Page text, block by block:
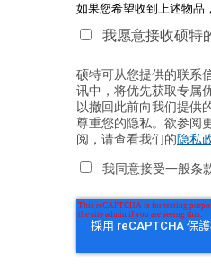
如果您希望收到上述物品
我愿意接收硕特
硕特可从您提供的联系
讯中，将优先获取专属
以撤回此前向我们提供
尊重您的隐私。欲参阅
阅，请查看我们的隐私
我同意接受一般条